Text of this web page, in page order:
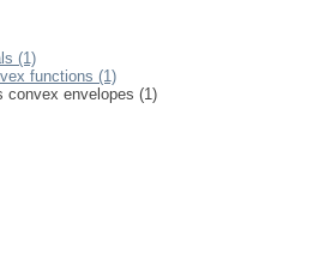
(1)
functions (1)
convex envelopes (1)